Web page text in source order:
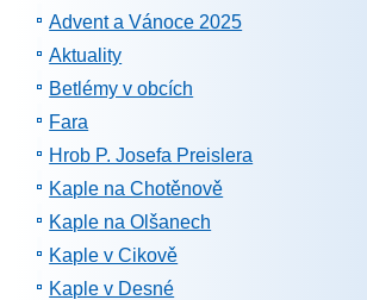
Advent a Vánoce 2025
Aktuality
Betlémy v obcích
Fara
Hrob P. Josefa Preislera
Kaple na Chotěnově
Kaple na Olšanech
Kaple v Cikově
Kaple v Desné